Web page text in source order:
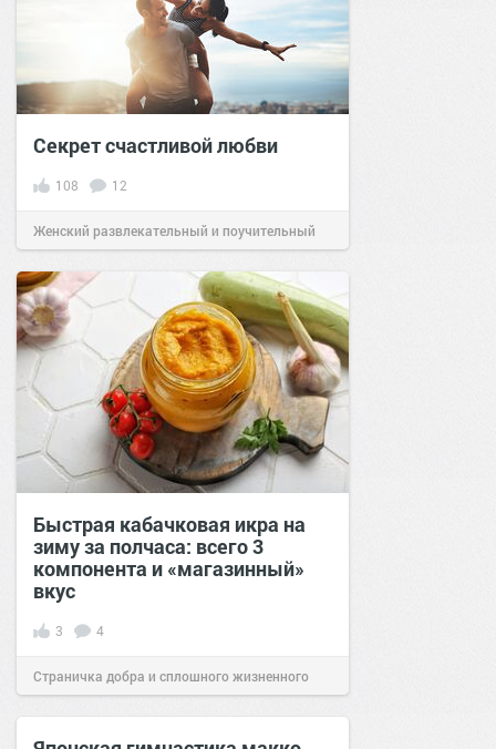
Секрет счастливой любви
108 12
Женский развлекательный и поучительный
сайт. 21:16
Быстрая кабачковая икра на
зиму за полчаса: всего 3
компонента и «магазинный»
вкус
3 4
Страничка добра и сплошного жизненного
позитива! 15:48 15 сен 2024